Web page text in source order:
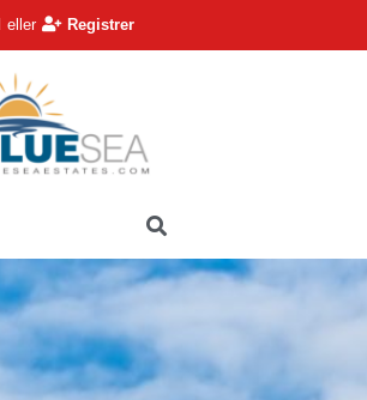
eller Registrer